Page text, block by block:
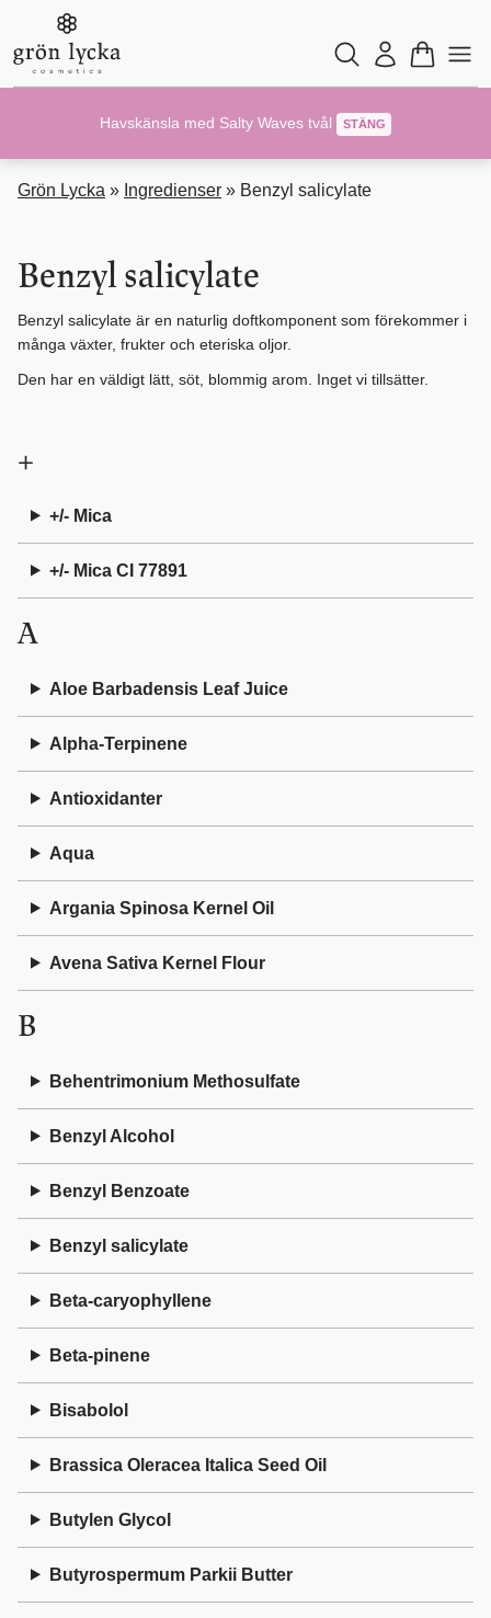
Havskänsla med Salty Waves tvål STÄNG
Grön Lycka » Ingredienser » Benzyl salicylate
Benzyl salicylate
Benzyl salicylate är en naturlig doftkomponent som förekommer i
många växter, frukter och eteriska oljor.
Den har en väldigt lätt, söt, blommig arom. Inget vi tillsätter.
+
+/- Mica
+/- Mica CI 77891
A
Aloe Barbadensis Leaf Juice
Alpha-Terpinene
Antioxidanter
Aqua
Argania Spinosa Kernel Oil
Avena Sativa Kernel Flour
B
Behentrimonium Methosulfate
Benzyl Alcohol
Benzyl Benzoate
Benzyl salicylate
Beta-caryophyllene
Beta-pinene
Bisabolol
Brassica Oleracea Italica Seed Oil
Butylen Glycol
Butyrospermum Parkii Butter